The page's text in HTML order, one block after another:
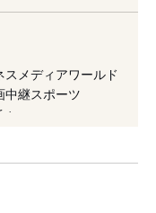
#デザイン
ス メディアワールド
中継スポーツ
ャー